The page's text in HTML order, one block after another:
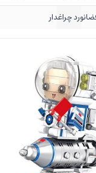
چراغدار